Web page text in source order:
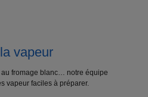
vapeur
fromage blanc… notre équipe
vapeur faciles à préparer.